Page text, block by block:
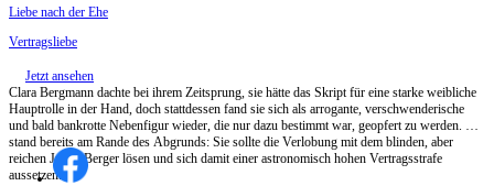
Liebe nach der Ehe
Vertragsliebe
Jetzt ansehen
Clara Bergmann dachte bei ihrem Zeitsprung, sie hätte das Skript für eine starke weibliche
Hauptrolle in der Hand, doch stattdessen fand sie sich als arrogante, verschwenderische
und bald bankrotte Nebenfigur wieder, die nur dazu bestimmt war, geopfert zu werden. Sie
stand bereits am Rande des Abgrunds: Sie sollte die Verlobung mit dem blinden, aber
reichen Julian Berger lösen und sich damit einer astronomisch hohen Vertragsstrafe
aussetzen...